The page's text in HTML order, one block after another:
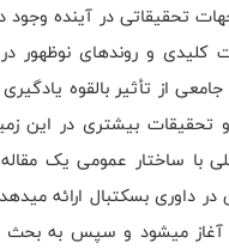
تحقیقاتی در آینده وجود
کلیدی و روندهای نوظهور
از تأثیر بالقوه
تحقیقات بیشتری در این
با ساختار عمومی یک
در داوری بسکتبال ارائه
میشود و سپس به بحث